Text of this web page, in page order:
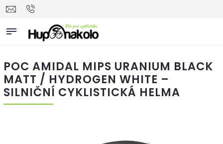
POC AMIDAL MIPS URANIUM BLACK
MATT / HYDROGEN WHITE –
SILNIČNÍ CYKLISTICKÁ HELMA